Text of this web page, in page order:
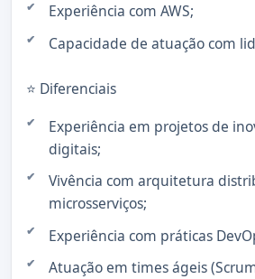
Experiência com AWS;
Capacidade de atuação com
⭐ Diferenciais
Experiência em projetos de
digitais;
Vivência com arquitetura
microsserviços;
Experiência com práticas
Atuação em times ágeis